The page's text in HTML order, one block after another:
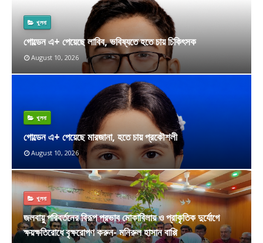
খুলনা
গোল্ডেন এ+ পেয়েছে লাবিব, ভবিষ্যতে হতে চায় চিকিৎসক
August 10, 2026
খুলনা
গোল্ডেন এ+ পেয়েছে মারজানা, হতে চায় প্রকৌশলী
August 10, 2026
খুলনা
জলবায়ু পরিবর্তনের বিরূপ প্রভাব মোকাবিলায় ও প্রাকৃতিক দুর্যোগে
ক্ষয়ক্ষতিরোধে বৃক্ষরোপণ করুন- মনিরুল হাসান বাপ্পি